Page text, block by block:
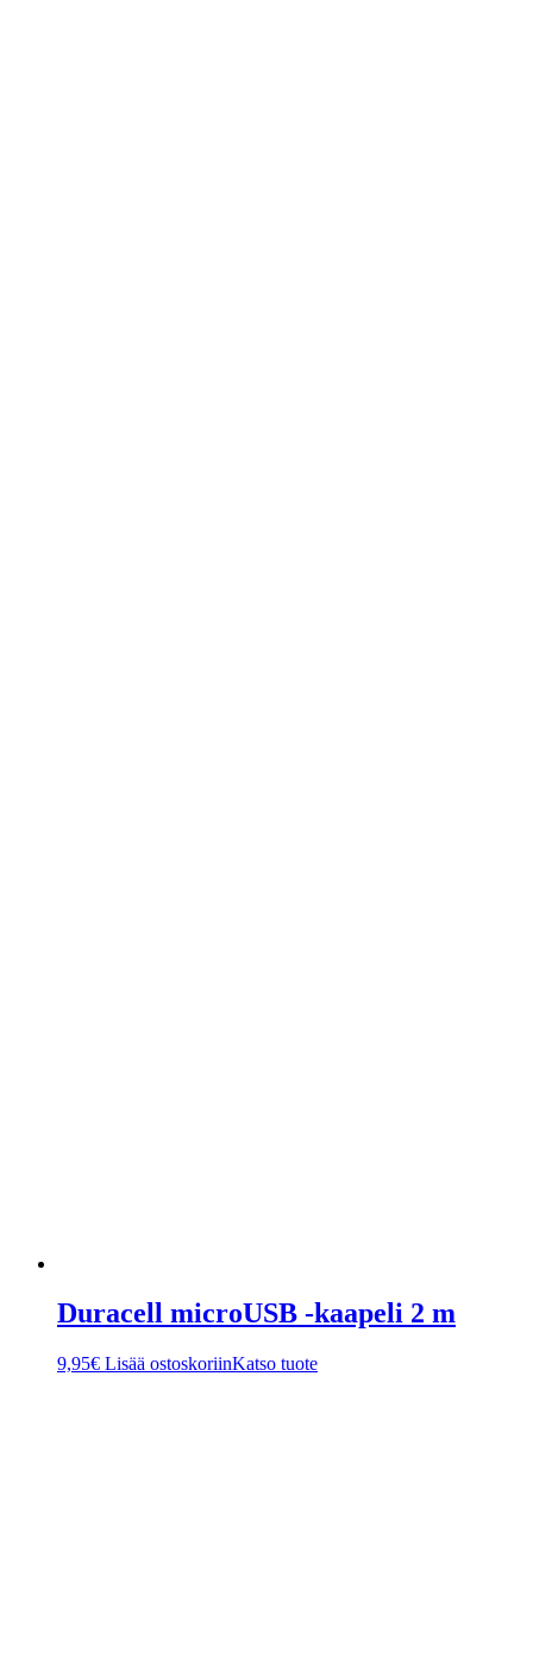
Duracell microUSB -kaapeli 2 m
9,95€ Lisää ostoskoriinKatso tuote